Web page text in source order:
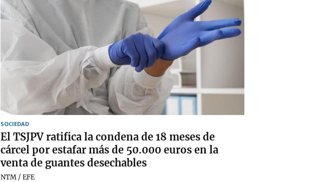
SOCIEDAD
El TSJPV ratifica la condena de 18 meses de
cárcel por estafar más de 50.000 euros en la
venta de guantes desechables
NTM / EFE